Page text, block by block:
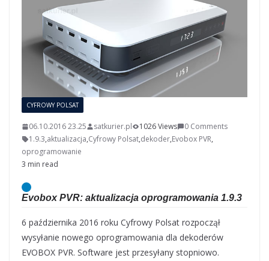
CYFROWY POLSAT
06.10.2016 23.25 satkurier.pl 1026 Views
0 Comments
1.9.3,aktualizacja,Cyfrowy Polsat,dekoder,Evobox PVR,
oprogramowanie
3 min read
Evobox PVR: aktualizacja oprogramowania 1.9.3
6 października 2016 roku Cyfrowy Polsat rozpoczął
wysyłanie nowego oprogramowania dla dekoderów
EVOBOX PVR. Software jest przesyłany stopniowo.